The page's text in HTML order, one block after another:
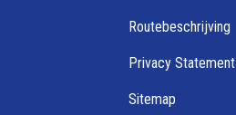
Routebeschrijving
Privacy Statement
Sitemap